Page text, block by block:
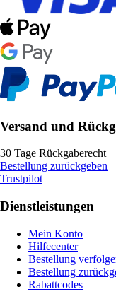
Versand und
30 Tage Rückgaberecht
Bestellung zurückgeben
Trustpilot
Dienstleistungen
Mein Konto
Hilfecenter
Bestellung
Bestellung
Rabattcodes